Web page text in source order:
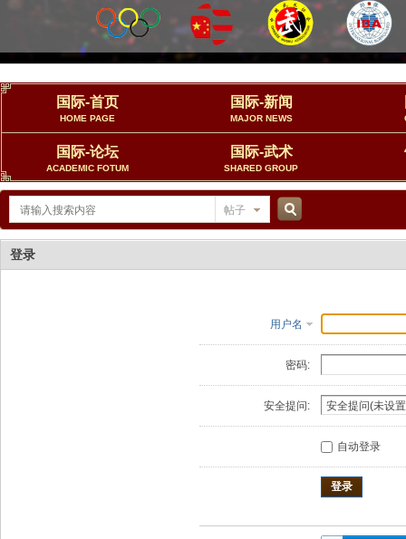
国际-首页
HOME PAGE
国际-新闻
MAJOR NEWS
国际-论坛
ACADEMIC FOTUM
国际-武术
SHARED GROUP
帖子
搜
登录
用户名
密码:
安全提问:
自动登录
登录